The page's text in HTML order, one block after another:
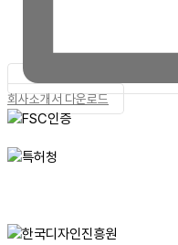
회사소개서 다운로드